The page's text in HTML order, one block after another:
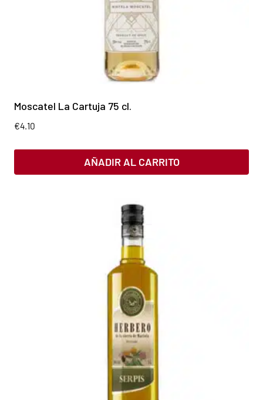
Moscatel La Cartuja 75 cl.
€4.10
AÑADIR AL CARRITO